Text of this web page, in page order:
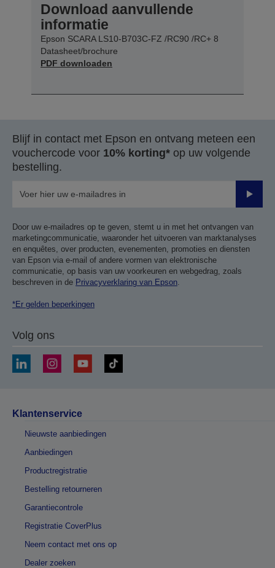
Download aanvullende
informatie
Epson SCARA LS10-B703C-FZ /RC90 /RC+ 8
Datasheet/brochure
PDF downloaden
Blijf in contact met Epson en ontvang meteen een
vouchercode voor 10% korting* op uw volgende
bestelling.
Door uw e-mailadres op te geven, stemt u in met het ontvangen van
marketingcommunicatie, waaronder het uitvoeren van marktanalyses
en enquêtes, over producten, evenementen, promoties en diensten
van Epson via e-mail of andere vormen van elektronische
communicatie, op basis van uw voorkeuren en webgedrag, zoals
beschreven in de Privacyverklaring van Epson
*Er gelden beperkingen
Volg ons
Klantenservice
Nieuwste aanbiedingen
Aanbiedingen
Productregistratie
Bestelling retourneren
Garantiecontrole
Registratie CoverPlus
Neem contact met ons op
Dealer zoeken